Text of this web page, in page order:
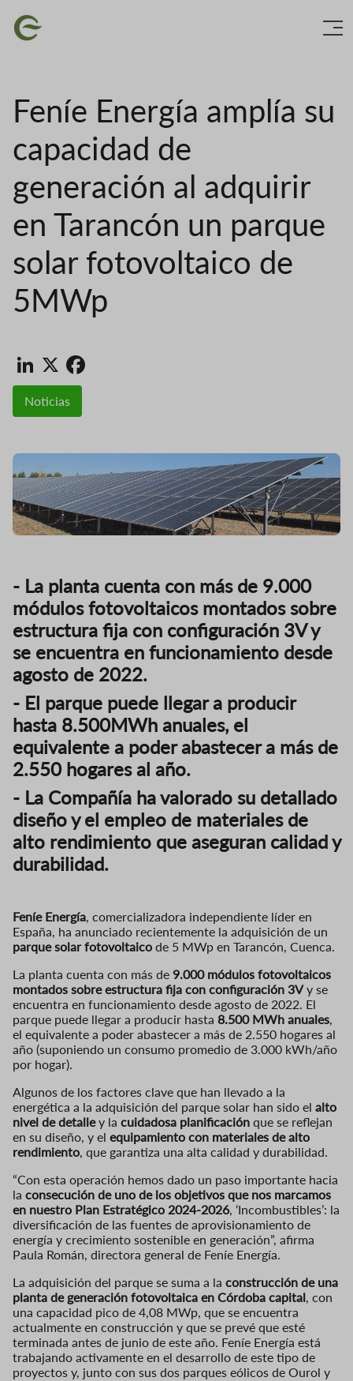
Imatge
Feníe Energía amplía su
capacidad de
generación al adquirir
en Tarancón un parque
solar fotovoltaico de
5MWp
LinkedIn
X
Noticias
- La planta cuenta con más de 9.000
módulos fotovoltaicos montados sobre
estructura fija con configuración 3V y
se encuentra en funcionamiento desde
agosto de 2022.
- El parque puede llegar a producir
hasta 8.500MWh anuales, el
equivalente a poder abastecer a más de
2.550 hogares al año.
- La Compañía ha valorado su detallado
diseño y el empleo de materiales de
alto rendimiento que aseguran calidad y
durabilidad.
Feníe Energía, comercializadora independiente líder en
España, ha anunciado recientemente la adquisición de un
parque solar fotovoltaico de 5 MWp en Tarancón, Cuenca.
La planta cuenta con más de 9.000 módulos fotovoltaicos
montados sobre estructura fija con configuración 3Vy se
encuentra en funcionamiento desde agosto de 2022. El
parque puede llegar a producir hasta 8.500 MWh anuales,
el equivalente a poder abastecer a más de 2.550 hogares al
año (suponiendo un consumo promedio de 3.000 kWh/año
por hogar).
Algunos de los factores clave que han llevado a la
energética a la adquisición del parque solar han sido el alto
nivel de detalley la cuidadosa planificación que se reflejan
en su diseño, y el equipamiento con materiales de alto
rendimiento, que garantiza una alta calidad y durabilidad.
“Con esta operación hemos dado un paso importante hacia
la consecución de uno de los objetivos que nos marcamos
en nuestro Plan Estratégico 2024-2026, ‘Incombustibles’: la
diversificación de las fuentes de aprovisionamiento de
energía y crecimiento sostenible en generación”, afirma
Paula Román, directora general de Feníe Energía.
La adquisición del parque se suma a la construcción de una
planta de generación fotovoltaica en Córdoba capital, con
una capacidad pico de 4,08 MWp, que se encuentra
actualmente en construcción y que se prevé que esté
terminada antes de junio de este año. Feníe Energía está
trabajando activamente en el desarrollo de este tipo de
proyectos y, junto con sus dos parques eólicos de Ourol y